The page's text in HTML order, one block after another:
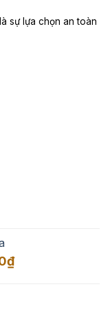
sự lựa chọn an toàn
₫Khoảng